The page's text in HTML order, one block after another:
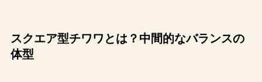
スクエア型チワワとは？中間的なバランスの
体型